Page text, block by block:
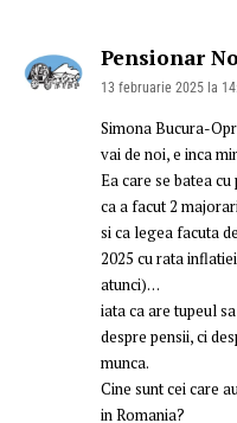
Pensionar
13 februarie 2025 la
Simona Bucura-
vai de noi, e inca
Ea care se batea
ca a facut 2
si ca legea facuta
2025 cu rata
atunci)…
iata ca are tupeul
despre pensii, ci
munca.
Cine sunt cei care
in Romania?